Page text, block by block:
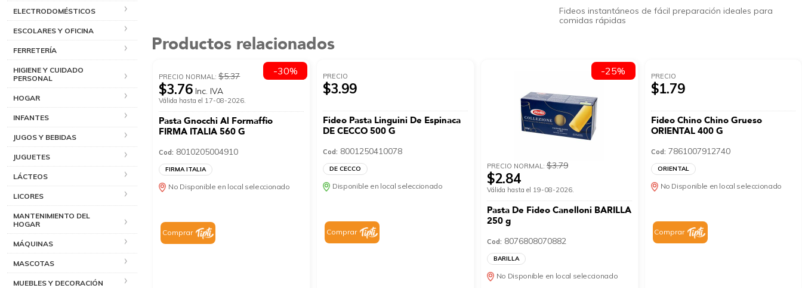
ELECTRODOMÉSTICOS
ESCOLARES Y OFICINA
FERRETERÍA
HIGIENE Y CUIDADO
PERSONAL
HOGAR
INFANTES
JUGOS Y BEBIDAS
JUGUETES
LÁCTEOS
LICORES
MANTENIMIENTO DEL
HOGAR
MÁQUINAS
MASCOTAS
MUEBLES Y DECORACIÓN
Fideos instantáneos de fácil preparación ideales para
comidas rápidas
Productos relacionados
PRECIO NORMAL:$5.37
$3.76 Inc. IVA
Válida hasta el 17-08-2026.
Pasta Gnocchi Al Formaffio
FIRMA ITALIA 560 G
Cod: 8010205004910
FIRMA ITALIA
No Disponible en local seleccionado
Comprar
-30% PRECIO
$3.99
Fideo Pasta Linguini De Espinaca
DE CECCO 500 G
Cod: 8001250410078
DE CECCO
Disponible en local seleccionado
Comprar
PRECIO NORMAL:$3.79
$2.84
Válida hasta el 19-08-2026.
Pasta De Fideo Canelloni BARILLA
250 g
Cod: 8076808070882
BARILLA
No Disponible en local seleccionado
-25% PRECIO
$1.79
Fideo Chino Chino Grueso
ORIENTAL 400 G
Cod: 7861007912740
ORIENTAL
No Disponible en local seleccionado
Comprar